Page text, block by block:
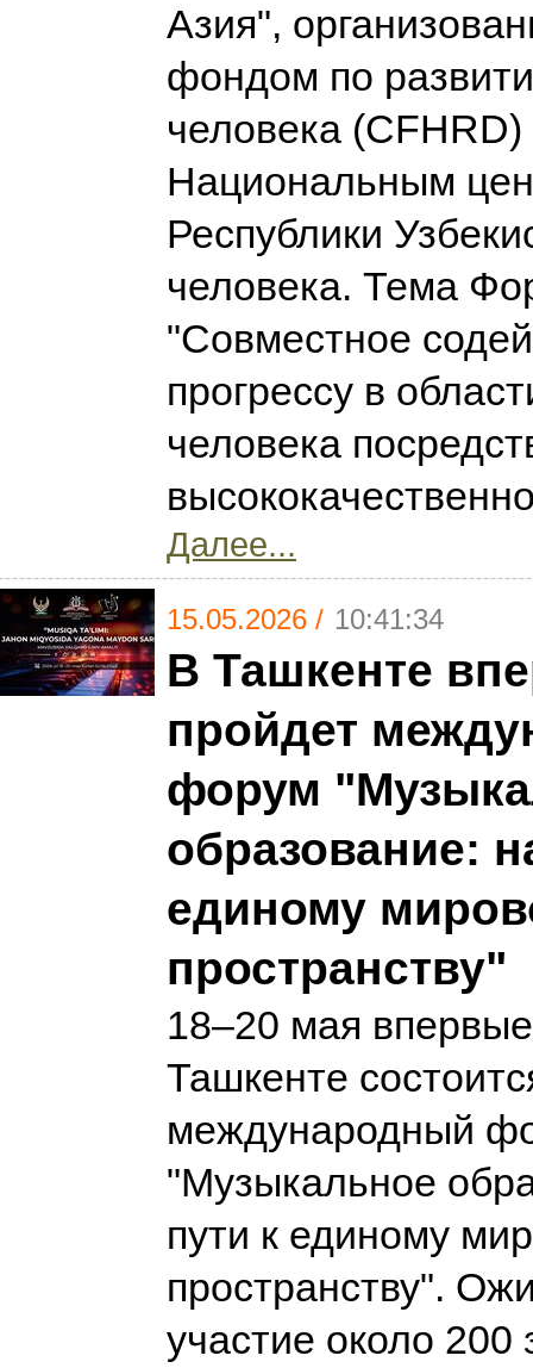
Азия",
фондом по
человека
Национальным
Республики
человека. Тема
"Совместное
прогрессу в
человека
Далее...
15.05.2026 / 10:41:34
В Ташкенте
пройдет
форум
образование:
единому
пространству"
18–20 мая
Ташкенте
международный
"Музыкальное
пути к единому
пространству".
участие около